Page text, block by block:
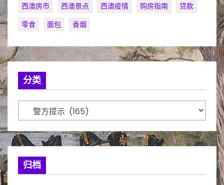
西澳房市
西澳景点 西澳疫情 购房指南
贷款
零食
面包 香烟
分类
类
归档